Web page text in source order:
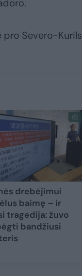
pro Severo-
drebėjimui
baimę – ir
tragedija: žuvo
bandžiusi